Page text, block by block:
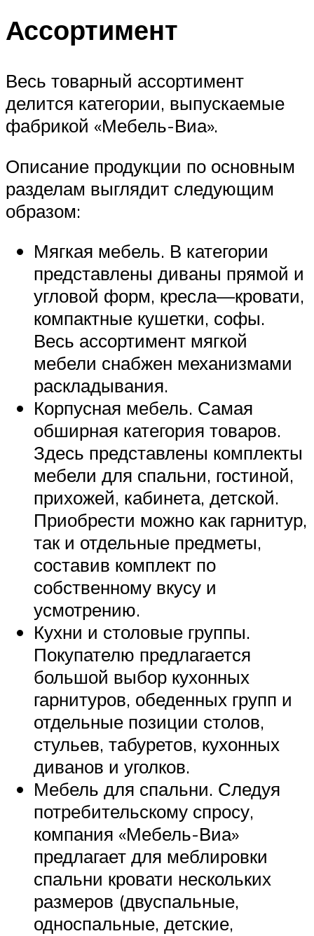
Ассортимент
Весь товарный ассортимент
делится категории, выпускаемые
фабрикой «Мебель-Виа».
Описание продукции по основным
разделам выглядит следующим
образом:
Мягкая мебель. В категории
представлены диваны прямой и
угловой форм, кресла—кровати,
компактные кушетки, софы.
Весь ассортимент мягкой
мебели снабжен механизмами
раскладывания.
Корпусная мебель. Самая
обширная категория товаров.
Здесь представлены комплекты
мебели для спальни, гостиной,
прихожей, кабинета, детской.
Приобрести можно как гарнитур,
так и отдельные предметы,
составив комплект по
собственному вкусу и
усмотрению.
Кухни и столовые группы.
Покупателю предлагается
большой выбор кухонных
гарнитуров, обеденных групп и
отдельные позиции столов,
стульев, табуретов, кухонных
диванов и уголков.
Мебель для спальни. Следуя
потребительскому спросу,
компания «Мебель-Виа»
предлагает для меблировки
спальни кровати нескольких
размеров (двуспальные,
односпальные, детские,